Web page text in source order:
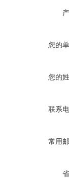
您的
您的
联系
常用